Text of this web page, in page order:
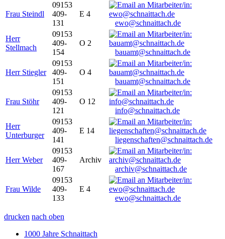
Frau Steindl
09153
409-
131
E 4
ewo@schnaittach.de
Herr
Stellmach
09153
409-
154
O 2
bauamt@schnaittach.de
Herr Stiegler
09153
409-
151
O 4
bauamt@schnaittach.de
Frau Stöhr
09153
409-
121
O 12
info@schnaittach.de
Herr
Unterburger
09153
409-
141
E 14
liegenschaften@schnaittach.de
Herr Weber
09153
409-
167
Archiv
archiv@schnaittach.de
Frau Wilde
09153
409-
133
E 4
ewo@schnaittach.de
drucken nach oben
1000 Jahre Schnaittach